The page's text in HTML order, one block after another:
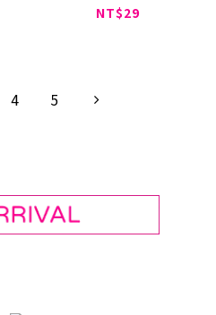
NT$29
4 5